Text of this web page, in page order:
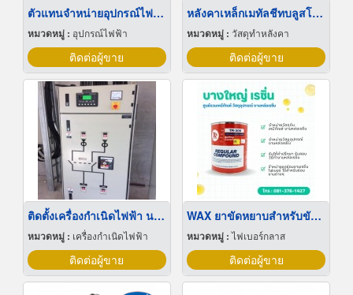
ตัวแทนจำหน่ายอุปกรณ์ไฟฟ้า ปทุมธานี
หมวดหมู่ : อุปกรณ์ไฟฟ้า
ติดต่อผู้ขาย
หลังคาเหล็กเมทัลชีทบลูสโคป นนทบุรี
หมวดหมู่ : วัสดุทำหลังคา
ติดต่อผู้ขาย
ติดตั้งเครื่องกำเนิดไฟฟ้า นครปฐม
หมวดหมู่ : เครื่องกำเนิดไฟฟ้า
ติดต่อผู้ขาย
WAX ยาขัดหยาบสำหรับขัดผิวหน้างานให้เรียบเงางาม
หมวดหมู่ :ไฟเบอร์กลาส
ติดต่อผู้ขาย